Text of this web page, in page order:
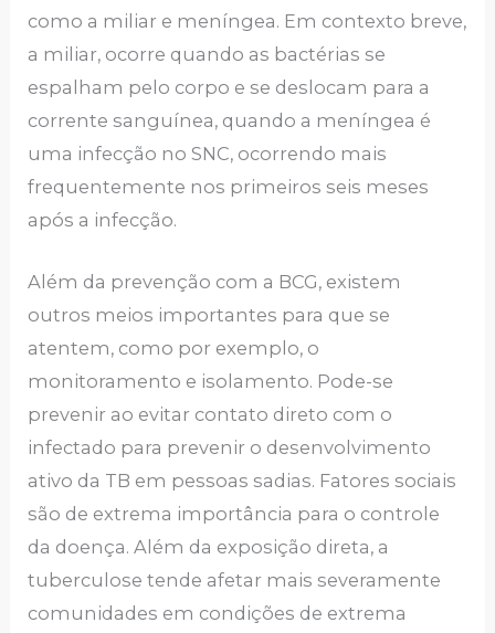
como a miliar e meníngea. Em contexto breve,
a miliar, ocorre quando as bactérias se
espalham pelo corpo e se deslocam para a
corrente sanguínea, quando a meníngea é
uma infecção no SNC, ocorrendo mais
frequentemente nos primeiros seis meses
após a infecção.
Além da prevenção com a BCG, existem
outros meios importantes para que se
atentem, como por exemplo, o
monitoramento e isolamento. Pode-se
prevenir ao evitar contato direto com o
infectado para prevenir o desenvolvimento
ativo da TB em pessoas sadias. Fatores sociais
são de extrema importância para o controle
da doença. Além da exposição direta, a
tuberculose tende afetar mais severamente
comunidades em condições de extrema